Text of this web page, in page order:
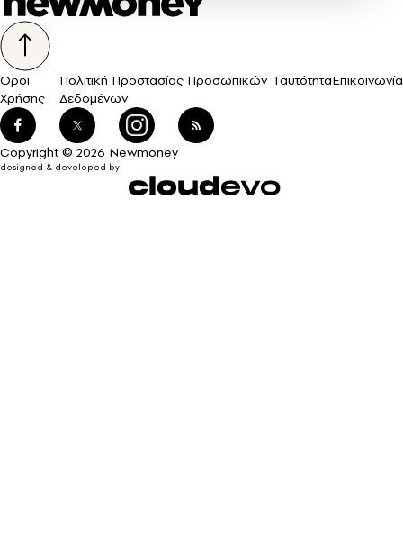
Όροι
Χρήσης
Πολιτική Προστασίας Προσωπικών
Δεδομένων
ΤαυτότηταΕπικοινωνία
Copyright © 2026 Newmoney
designed & developed by